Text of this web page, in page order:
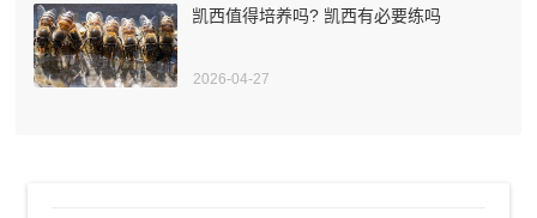
凯西值得培养吗? 凯西有必要练吗
2026-04-27